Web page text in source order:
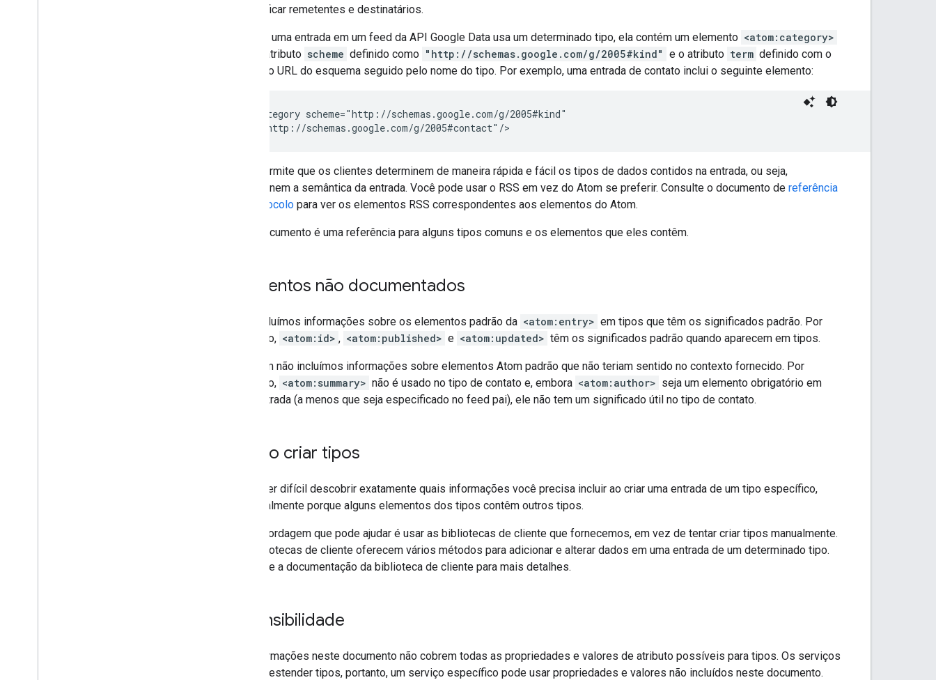
especificar remetentes e destinatários.
Quando uma entrada em um feed da API Google Data usa um determinado tipo, ela contém um elemento <atom:category>
com o atributo scheme definido como "http://schemas.google.com/g/2005#kind" e o atributo term definido com o
nome do URL do esquema seguido pelo nome do tipo. Por exemplo, uma entrada de contato inclui o seguinte elemento:
<atom:category scheme="http://schemas.google.com/g/2005#kind"
  term="http://schemas.google.com/g/2005#contact"/>
Isso permite que os clientes determinem de maneira rápida e fácil os tipos de dados contidos na entrada, ou seja,
determinem a semântica da entrada. Você pode usar o RSS em vez do Atom se preferir. Consulte o documento de referência
de protocolo para ver os elementos RSS correspondentes aos elementos do Atom.
Este documento é uma referência para alguns tipos comuns e os elementos que eles contêm.
Elementos não documentados
Não incluímos informações sobre os elementos padrão da <atom:entry> em tipos que têm os significados padrão. Por
exemplo, <atom:id> , <atom:published> e <atom:updated> têm os significados padrão quando aparecem em tipos.
Também não incluímos informações sobre elementos Atom padrão que não teriam sentido no contexto fornecido. Por
exemplo, <atom:summary> não é usado no tipo de contato e, embora <atom:author> seja um elemento obrigatório em
uma entrada (a menos que seja especificado no feed pai), ele não tem um significado útil no tipo de contato.
Como criar tipos
Pode ser difícil descobrir exatamente quais informações você precisa incluir ao criar uma entrada de um tipo específico,
especialmente porque alguns elementos dos tipos contêm outros tipos.
Uma abordagem que pode ajudar é usar as bibliotecas de cliente que fornecemos, em vez de tentar criar tipos manualmente.
As bibliotecas de cliente oferecem vários métodos para adicionar e alterar dados em uma entrada de um determinado tipo.
Consulte a documentação da biblioteca de cliente para mais detalhes.
Extensibilidade
As informações neste documento não cobrem todas as propriedades e valores de atributo possíveis para tipos. Os serviços
podem estender tipos, portanto, um serviço específico pode usar propriedades e valores não incluídos neste documento.